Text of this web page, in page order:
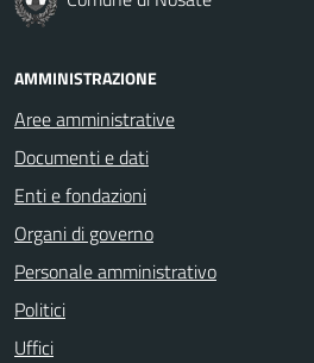
AMMINISTRAZIONE
Aree amministrative
Documenti e dati
Enti e fondazioni
Organi di governo
Personale amministrativo
Politici
Uffici